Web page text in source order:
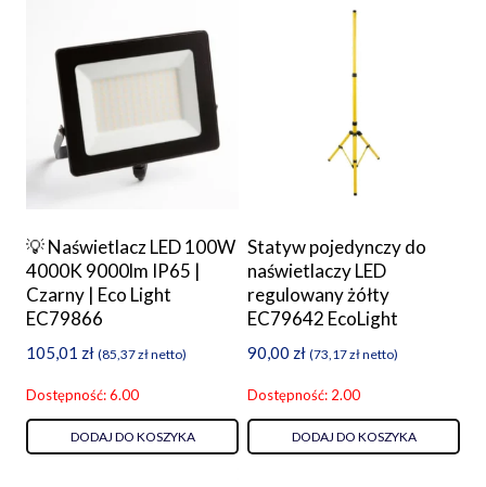
💡 Naświetlacz LED 100W
4000K 9000lm IP65 |
Czarny | Eco Light
EC79866
105,01 zł (85,37złnetto)
Dostępność: 6.00
DODAJ DO KOSZYKA
Statyw pojedynczy do
naświetlaczy LED
regulowany żółty
EC79642 EcoLight
90,00 zł (73,17złnetto)
Dostępność: 2.00
DODAJ DO KOSZYKA